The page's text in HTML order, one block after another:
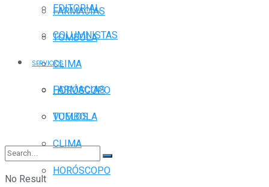
FARMACIAS
TOMBOLA
CLIMA
HORÓSCOPO
VUELOS
No Result
EDITORIAL
COLUMNISTAS
SERVICIOS
FARMACIAS
TOMBOLA
CLIMA
HORÓSCOPO